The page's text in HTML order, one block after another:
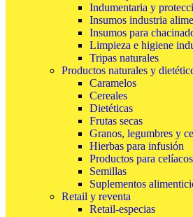
Indumentaria y
Insumos industria
Insumos para
Limpieza e higiene
Tripas naturales
Productos naturales y
Caramelos
Cereales
Dietéticas
Frutas secas
Granos, legumbres y
Hierbas para infusión
Productos para celíacos
Semillas
Suplementos
Retail y reventa
Retail-especias